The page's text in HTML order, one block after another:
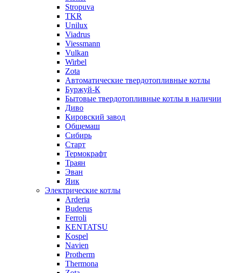
Stropuva
TKR
Unilux
Viadrus
Viessmann
Vulkan
Wirbel
Zota
Автоматические твердотопливные котлы
Буржуй-К
Бытовые твердотопливные котлы в наличии
Диво
Кировский завод
Общемаш
Сибирь
Старт
Термокрафт
Траян
Эван
Яик
Электрические котлы
Arderia
Buderus
Ferroli
KENTATSU
Kospel
Navien
Protherm
Thermona